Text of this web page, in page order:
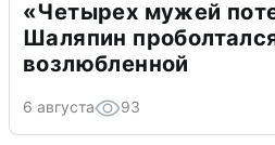
«Четырех мужей
Шаляпин
возлюбленной
6 августа 93